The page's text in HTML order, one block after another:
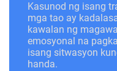
Kasunod ng isang
mga tao ay
kawalan ng
emosyonal na
isang sitwasyon
handa.